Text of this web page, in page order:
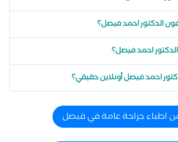
الدكتور احمد فيصل؟
احمد فيصل؟
احمد فيصل أونلاين حقيقي؟
اطباء جراحة عامة في فيصل